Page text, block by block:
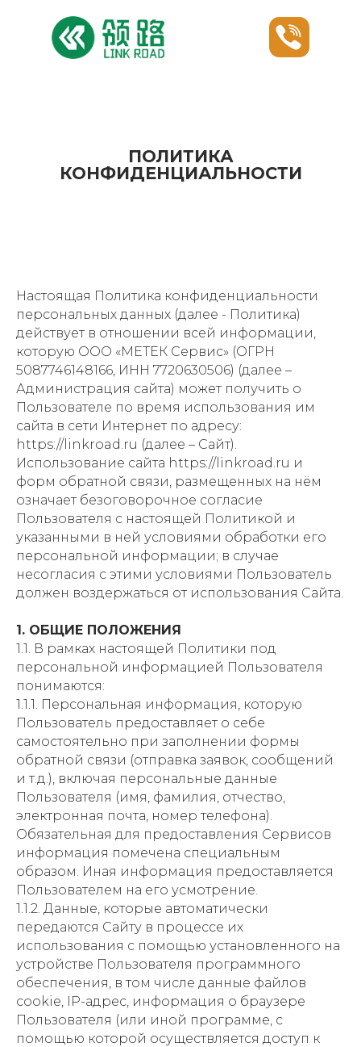
ПОЛИТИКА
КОНФИДЕНЦИАЛЬНОСТИ
Настоящая Политика конфиденциальности
персональных данных (далее - Политика)
действует в отношении всей информации,
которую ООО «МЕТЕК Сервис» (ОГРН
5087746148166, ИНН 7720630506) (далее –
Администрация сайта) может получить о
Пользователе по время использования им
сайта в сети Интернет по адресу:
https://linkroad.ru (далее – Сайт).
Использование сайта https://linkroad.ru и
форм обратной связи, размещенных на нём
означает безоговорочное согласие
Пользователя с настоящей Политикой и
указанными в ней условиями обработки его
персональной информации; в случае
несогласия с этими условиями Пользователь
должен воздержаться от использования Сайта.
1. ОБЩИЕ ПОЛОЖЕНИЯ
1.1. В рамках настоящей Политики под
персональной информацией Пользователя
понимаются:
1.1.1. Персональная информация, которую
Пользователь предоставляет о себе
самостоятельно при заполнении формы
обратной связи (отправка заявок, сообщений
и т.д.), включая персональные данные
Пользователя (имя, фамилия, отчество,
электронная почта, номер телефона).
Обязательная для предоставления Сервисов
информация помечена специальным
образом. Иная информация предоставляется
Пользователем на его усмотрение.
1.1.2. Данные, которые автоматически
передаются Сайту в процессе их
использования с помощью установленного на
устройстве Пользователя программного
обеспечения, в том числе данные файлов
cookie, IP-адрес, информация о браузере
Пользователя (или иной программе, с
помощью которой осуществляется доступ к